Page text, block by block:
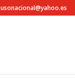
usonacional@yahoo.es